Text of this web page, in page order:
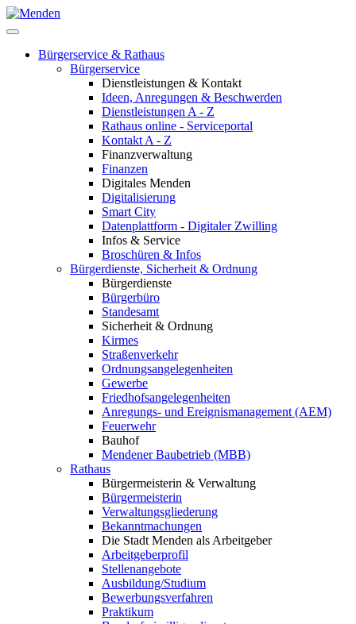
Bürgerservice & Rathaus
Bürgerservice
Dienstleistungen & Kontakt
Ideen, Anregungen & Beschwerden
Dienstleistungen A - Z
Rathaus online - Serviceportal
Kontakt A - Z
Finanzverwaltung
Finanzen
Digitales Menden
Digitalisierung
Smart City
Datenplattform - Digitaler Zwilling
Infos & Service
Broschüren & Infos
Bürgerdienste, Sicherheit & Ordnung
Bürgerdienste
Bürgerbüro
Standesamt
Sicherheit & Ordnung
Kirmes
Straßenverkehr
Ordnungsangelegenheiten
Gewerbe
Friedhofsangelegenheiten
Anregungs- und Ereignismanagement (AEM)
Feuerwehr
Bauhof
Mendener Baubetrieb (MBB)
Rathaus
Bürgermeisterin & Verwaltung
Bürgermeisterin
Verwaltungsgliederung
Bekanntmachungen
Die Stadt Menden als Arbeitgeber
Arbeitgeberprofil
Stellenangebote
Ausbildung/Studium
Bewerbungsverfahren
Praktikum